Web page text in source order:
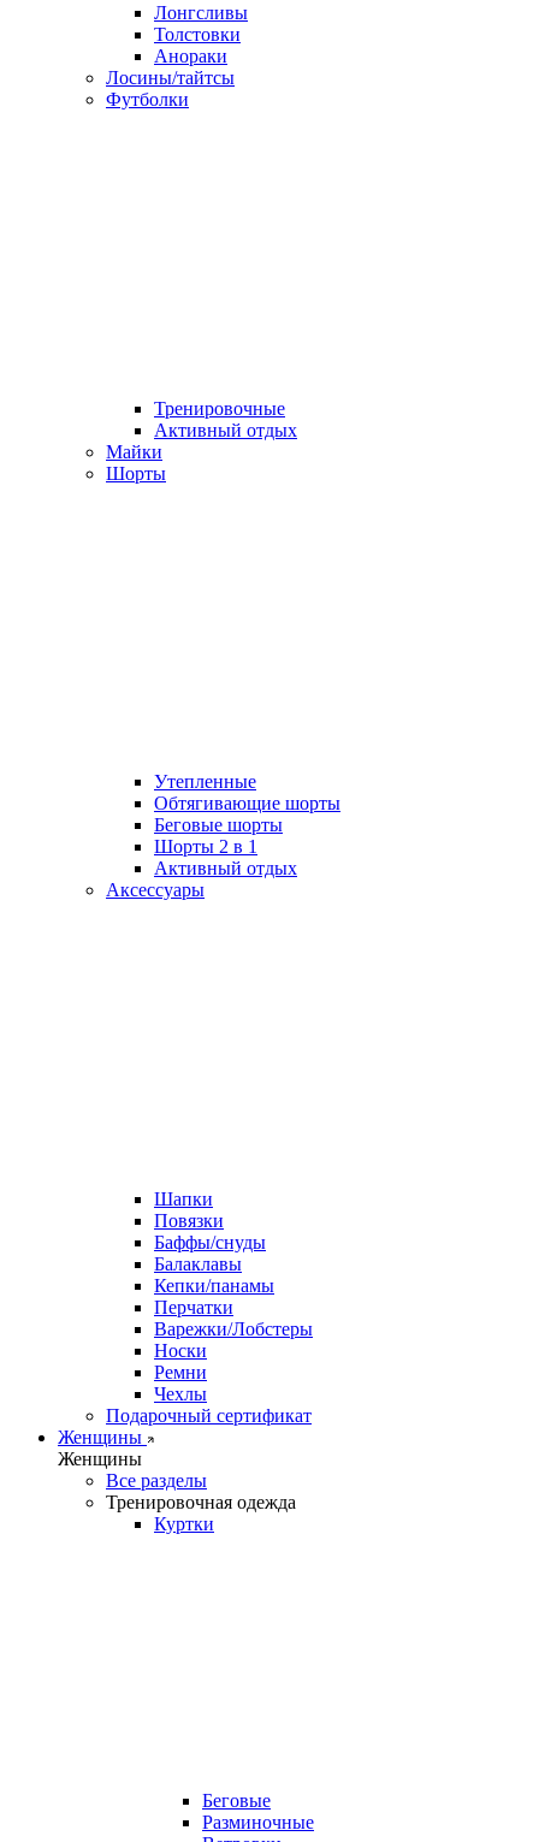
Лонгсливы
Толстовки
Анораки
Лосины/тайтсы
Футболки
Тренировочные
Активный отдых
Майки
Шорты
Утепленные
Обтягивающие шорты
Беговые шорты
Шорты 2 в 1
Активный отдых
Аксессуары
Шапки
Повязки
Баффы/снуды
Балаклавы
Кепки/панамы
Перчатки
Варежки/Лобстеры
Носки
Ремни
Чехлы
Подарочный сертификат
Женщины
Женщины
Все разделы
Тренировочная одежда
Куртки
Беговые
Разминочные